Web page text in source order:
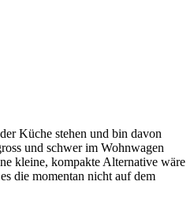
Küche stehen und bin davon
und schwer im Wohnwagen
kleine, kompakte Alternative wäre
die momentan nicht auf dem